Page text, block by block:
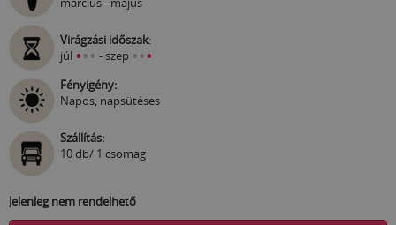
Virágzási időszak:
júl ••• - szep •••
Fényigény:
Napos, napsütéses
Szállítás:
10 db/ 1 csomag
Jelenleg nem rendelhető